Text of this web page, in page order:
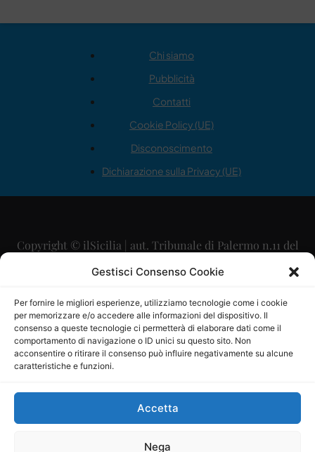
Gestisci Consenso Cookie
Per fornire le migliori esperienze, utilizziamo tecnologie come i cookie
per memorizzare e/o accedere alle informazioni del dispositivo. Il
consenso a queste tecnologie ci permetterà di elaborare dati come il
comportamento di navigazione o ID unici su questo sito. Non
acconsentire o ritirare il consenso può influire negativamente su alcune
caratteristiche e funzioni.
Accetta
Nega
Chi siamo
Pubblicità
Contatti
Cookie Policy (UE)
Disconoscimento
Dichiarazione sulla Privacy (UE)
Copyright © ilSicilia | aut. Tribunale di Palermo n.11 del
29/09/2015
Direttore Editoriale: Maurizio Scaglione
Direttore Responsabile: Maria Calabrese
P.IVA: 06334930820
Mercurio Comunicazione Società Cooperativa a r.l. è
iscritta al Registro degli Operatori di Comunicazione al